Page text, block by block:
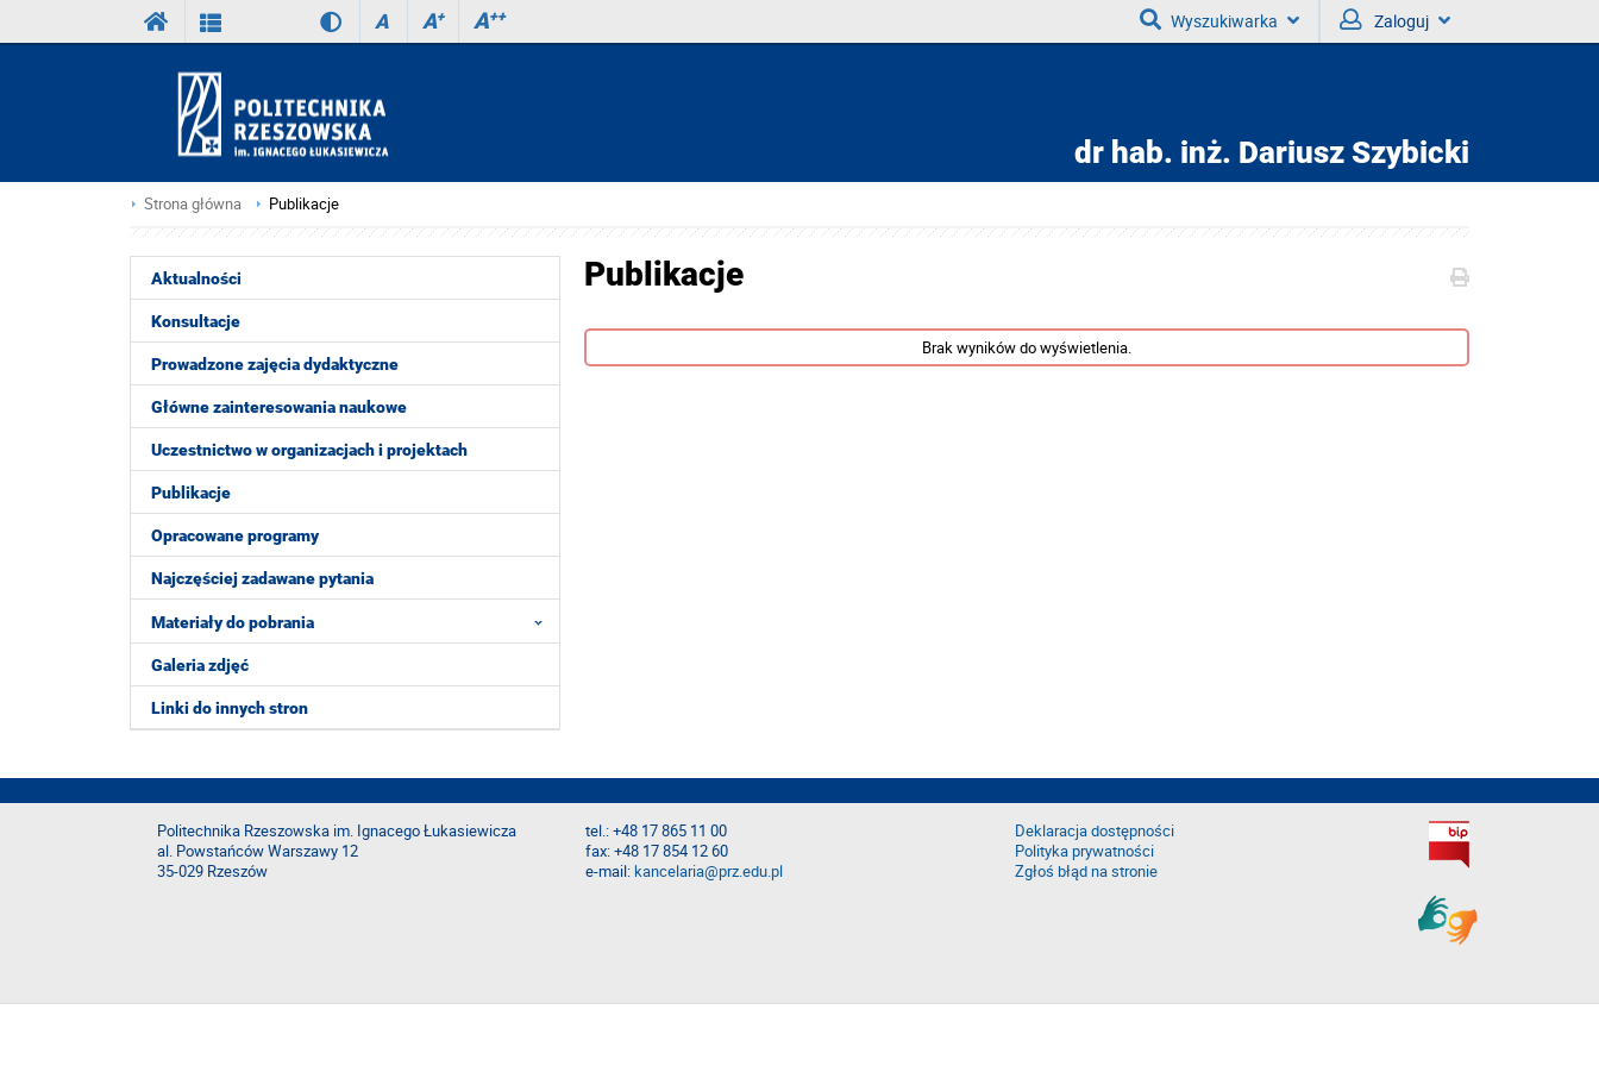
A A+ A++ Wyszukiwarka Zaloguj
dr hab. inż. Dariusz Szybicki
Strona główna Publikacje
Aktualności
Konsultacje
Prowadzone zajęcia dydaktyczne
Główne zainteresowania naukowe
Uczestnictwo w organizacjach i projektach
Publikacje
Opracowane programy
Najczęściej zadawane pytania
Materiały do pobrania
Galeria zdjęć
Linki do innych stron
Publikacje
Brak wyników do wyświetlenia.
Politechnika Rzeszowska im. Ignacego Łukasiewicza
al. Powstańców Warszawy 12
35-029 Rzeszów
tel.: +48 17 865 11 00
fax: +48 17 854 12 60
e-mail:kancelaria@prz.edu.pl
Deklaracja dostępności
Polityka prywatności
Zgłoś błąd na stronie